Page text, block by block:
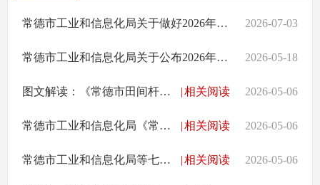
常德市工业和信息化局关于做好2026年度工程系列初级专业技术职称评审工作的通知 2026-07-03
常德市工业和信息化局关于公布2026年度常德市市级企业技术中心名单的通知 2026-05-18
|相关阅读
图文解读：《常德市田间杆线清理整治专项行动工作方案》 2026-05-06
|相关阅读
常德市工业和信息化局《常德市田间杆线清理整治专项行动工作方案》（常工信通〔2026〕7号）规范性文件解读 2026-05-06
|相关阅读
常德市工业和信息化局等七部门关于印发《常德市田间杆线清理整治专项行动工作方案》的通知 2026-05-06